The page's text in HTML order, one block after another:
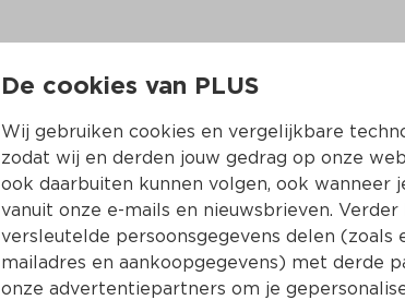
De cookies van PLUS
Wij gebruiken cookies en vergelijkbare
zodat wij en derden jouw gedrag op onze
ook daarbuiten kunnen volgen, ook wanneer
vanuit onze e-mails en nieuwsbrieven. Verder
versleutelde persoonsgegevens delen (zoals
mailadres en aankoopgegevens) met derde
onze advertentiepartners om je